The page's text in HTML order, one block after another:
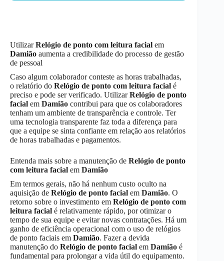
UtilizarRelógio de ponto com leitura facial em
Damião aumenta a credibilidade do processo de gestão
de pessoal
Caso algum colaborador conteste as horas trabalhadas,
o relatório do Relógio de ponto com leitura facial é
preciso e pode ser verificado. UtilizarRelógio de ponto
facial em Damião contribui para que os colaboradores
tenham um ambiente de transparência e controle. Ter
uma tecnologia transparente faz toda a diferença para
que a equipe se sinta confiante em relação aos relatórios
de horas trabalhadas e pagamentos.
Entenda mais sobre a manutenção de Relógio de ponto
com leitura facial em Damião
Em termos gerais, não há nenhum custo oculto na
aquisição de Relógio de ponto facial em Damião. O
retorno sobre o investimento em Relógio de ponto com
leitura facial é relativamente rápido, por otimizar o
tempo de sua equipe e evitar novas contratações. Há um
ganho de eficiência operacional com o uso de relógios
de ponto faciais em Damião. Fazer a devida
manutenção do Relógio de ponto facial em Damião é
fundamental para prolongar a vida útil do equipamento.